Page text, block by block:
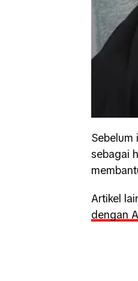
Sebelum
sebagai
Artikel
dengan